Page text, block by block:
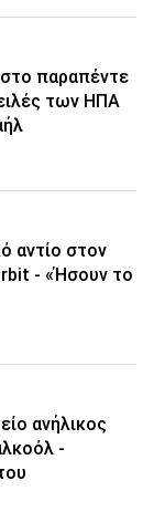
παραπέντε
των ΗΠΑ
αντίο στον
- «Ήσουν το
ανήλικος
-